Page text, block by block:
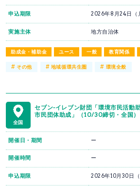
助成金・補助金 ユース 一般 教育関係
申込期限 2026年8月24日（
実施主体 地方自治体
#その他 # 地域循環共生圏 # 環境全般
全国
セブン-イレブン財団「環境市民活動
市民団体助成」（10/30締切・全国）
開催日・期間 ー
開催時間 ー
申込期限 2026年10月30日（